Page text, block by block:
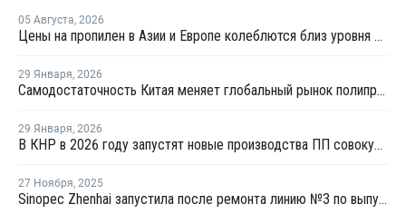
05 Августа, 2026
Цены на пропилен в Азии и Европе колеблются близ уровня в USD1000
29 Января, 2026
Самодостаточность Китая меняет глобальный рынок полипропилена
29 Января, 2026
В КНР в 2026 году запустят новые производства ПП совокупной мощностью 4,9 млн тонн
27 Ноября, 2025
Sinopec Zhenhai запустила после ремонта линию №3 по выпуску ПП в Китае